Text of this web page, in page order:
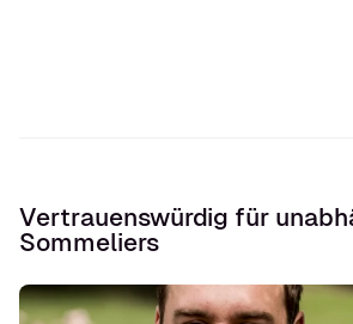
Vertrauenswürdig für
Sommeliers